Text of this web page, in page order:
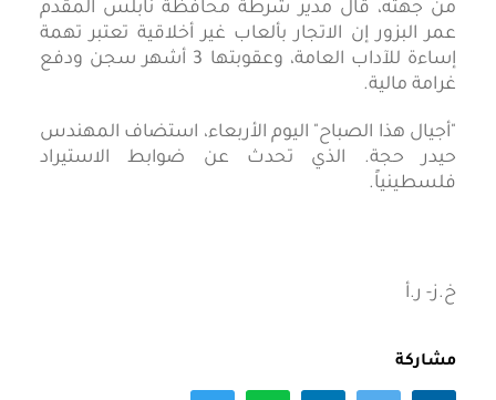
من جهته، قال مدير شرطة محافظة نابلس المقدم
عمر البزور إن الاتجار بألعاب غير أخلاقية تعتبر تهمة
إساءة للآداب العامة، وعقوبتها 3 أشهر سجن ودفع
غرامة مالية.
"أجيال هذا الصباح" اليوم الأربعاء، استضاف المهندس
حيدر حجة. الذي تحدث عن ضوابط الاستيراد
فلسطينياً.
خ.ز- ر.أ
مشاركة